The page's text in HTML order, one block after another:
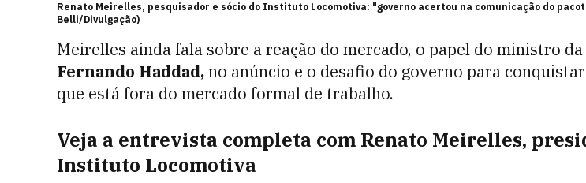
Renato Meirelles, pesquisador e sócio do Instituto Locomotiva: "governo acertou na comunicação do
Belli/Divulgação)
Meirelles ainda fala sobre a reação do mercado, o papel do ministro da
Fernando Haddad,no anúncio e o desafio do governo para
que está fora do mercado formal de trabalho.
Veja a entrevista completa com Renato Meirelles,
Instituto Locomotiva